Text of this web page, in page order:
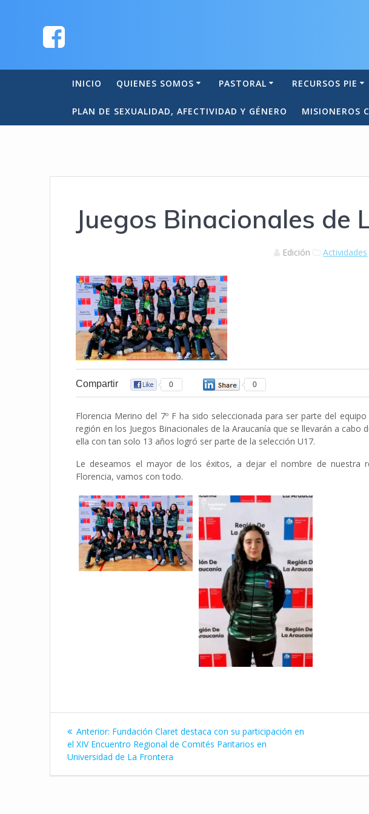
INICIO QUIENES SOMOS PASTORAL RECURSOS PIE
PLAN DE SEXUALIDAD, AFECTIVIDAD Y GÉNERO MISIONEROS
Juegos Binacionales de
Edición Actividades
Compartir 0 0
Florencia Merino del 7º F ha sido seleccionada para ser parte del
región en los Juegos Binacionales de la Araucanía que se llevarán a cabo
ella con tan solo 13 años logró ser parte de la selección U17.
Le deseamos el mayor de los éxitos, a dejar el nombre de nuestra
Florencia, vamos con todo.
Navegación
de
entradas
Anterior: Entrada
anterior:
Fundación Claret destaca con su participación en
el XIV Encuentro Regional de Comités Paritarios en
Universidad de La Frontera